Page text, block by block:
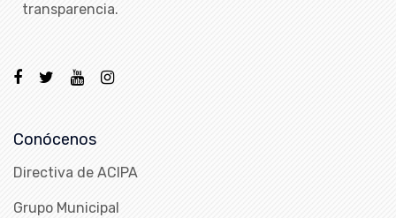
transparencia.
Conócenos
Directiva de ACIPA
Grupo Municipal